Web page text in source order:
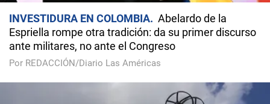
INVESTIDURA EN COLOMBIA
Abelardo de la
Espriella rompe otra tradición: da su primer discurso
ante militares, no ante el Congreso
Por REDACCIÓN/Diario Las Américas